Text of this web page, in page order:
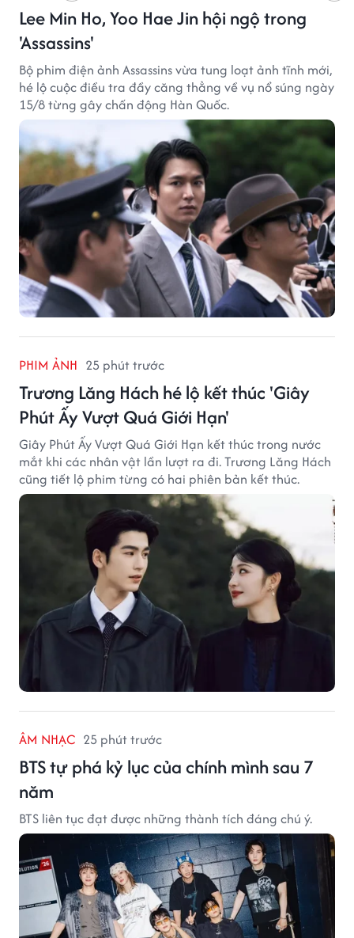
Lee Min Ho, Yoo Hae Jin hội ngộ trong
'Assassins'
Bộ phim điện ảnh Assassins vừa tung loạt ảnh tĩnh mới,
hé lộ cuộc điều tra đầy căng thẳng về vụ nổ súng ngày
15/8 từng gây chấn động Hàn Quốc.
PHIM ẢNH 25 phút trước
Trương Lăng Hách hé lộ kết thúc 'Giây
Phút Ấy Vượt Quá Giới Hạn'
Giây Phút Ấy Vượt Quá Giới Hạn kết thúc trong nước
mắt khi các nhân vật lần lượt ra đi. Trương Lăng Hách
cũng tiết lộ phim từng có hai phiên bản kết thúc.
ÂM NHẠC 25 phút trước
BTS tự phá kỷ lục của chính mình sau 7
năm
BTS liên tục đạt được những thành tích đáng chú ý.